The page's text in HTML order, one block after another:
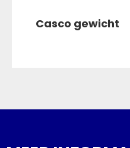
Casco gewicht